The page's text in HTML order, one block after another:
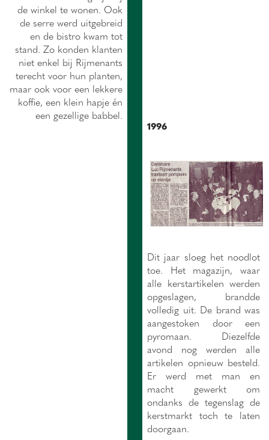
de winkel te wonen. Ook
de serre werd uitgebreid
en de bistro kwam tot
stand. Zo konden klanten
niet enkel bij Rijmenants
terecht voor hun planten,
maar ook voor een lekkere
koffie, een klein hapje én
een gezellige babbel.
1996
Dit jaar sloeg het noodlot
toe. Het magazijn, waar
alle kerstartikelen werden
opgeslagen, brandde
volledig uit. De brand was
aangestoken door een
pyromaan. Diezelfde
avond nog werden alle
artikelen opnieuw besteld.
Er werd met man en
macht gewerkt om
ondanks de tegenslag de
kerstmarkt toch te laten
doorgaan.